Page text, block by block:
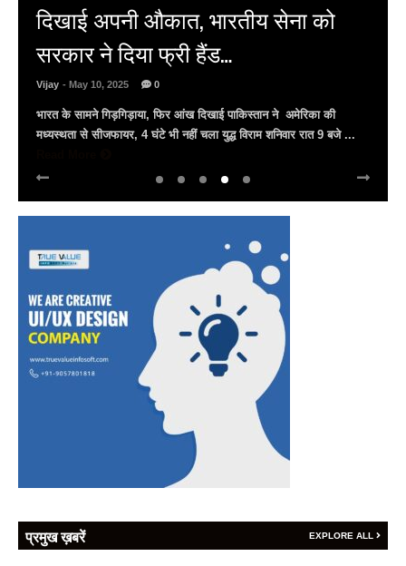
अल्बर्ट हॉल पर राजस्थान दिवस समारोह,
राजस्थानी लोक कलाकारों ने बांधा समां…
Vijay - March 30, 2025
अल्बर्ट हॉल पर राज्यस्तरीय सांस्कृतिक संध्या का भव्य आयोजन, उमड़ा जन
सैलाब राज्यपाल हरिभाऊ किसनराव बागडे़, मुख्यमंत्री भजनलाल शर्मा और उप
प्रमुख ख़बरें EXPLORE ALL